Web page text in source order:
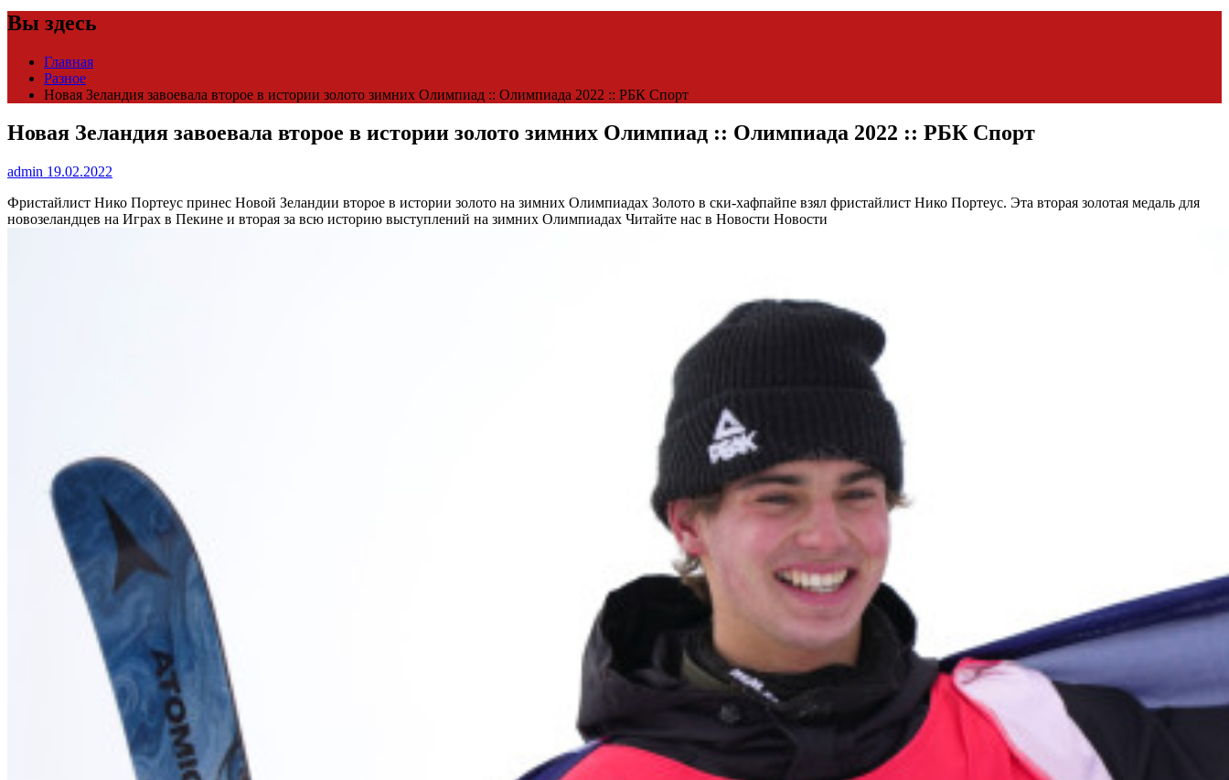
Вы здесь
Главная
Разное
Новая Зеландия завоевала второе в истории золото зимних Олимпиад :: Олимпиада 2022 :: РБК Спорт
Новая Зеландия завоевала второе в истории золото зимних Олимпиад :: Олимпиада 2022 :: РБК Спорт
admin 19.02.2022
Фристайлист Нико Портеус принес Новой Зеландии второе в истории золото на зимних Олимпиадах Золото в ски-хафпайпе взял фристайлист Нико Портеус. Эта вторая золотая медаль для
новозеландцев на Играх в Пекине и вторая за всю историю выступлений на зимних Олимпиадах Читайте нас в Новости Новости